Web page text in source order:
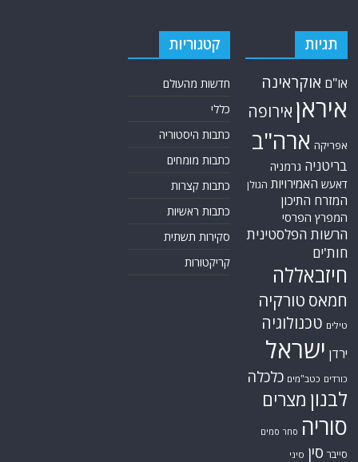
תגיות
או"ם אוקראינה
איראן אירופה
אפריקה ארה"ב
בריטניה גרמניה
דאעש האמירויות הגולן
המזרח התיכון
המפרץ הפרסי
הרשות הפלסטינית
חות'ים
חיזבאללה
חמאס טורקיה
טילים טכנולוגיה
ירדן ישראל
כורדים כטב"מים כלכלה
לבנון מצרים
סוריה סחר סמים
סייבר סין סיני
קטגוריות
חדשות מהעולם
כללי
כתבות היסטוריה
כתבות מומחים
כתבות קצרות
כתבות ראשיות
סקירות תשתית
קריקטורות